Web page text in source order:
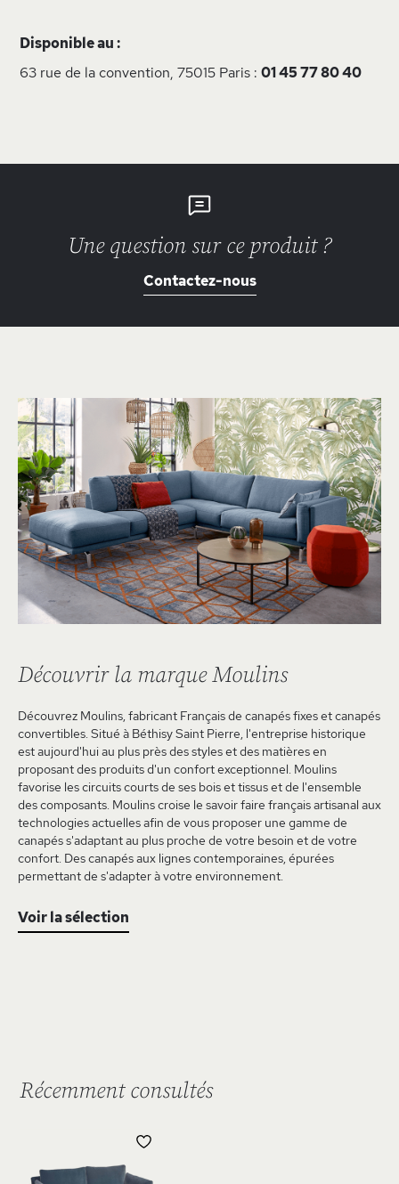
Disponible au :
63 rue de la convention, 75015 Paris : 01 45 77 80 40
Une question sur ce produit ?
Contactez-nous
Découvrir la marque Moulins
Découvrez Moulins, fabricant Français de canapés fixes et canapés
convertibles. Situé à Béthisy Saint Pierre, l'entreprise historique
est aujourd'hui au plus près des styles et des matières en
proposant des produits d'un confort exceptionnel. Moulins
favorise les circuits courts de ses bois et tissus et de l'ensemble
des composants. Moulins croise le savoir faire français artisanal aux
technologies actuelles afin de vous proposer une gamme de
canapés s'adaptant au plus proche de votre besoin et de votre
confort. Des canapés aux lignes contemporaines, épurées
permettant de s'adapter à votre environnement.
Voir la sélection
Récemment consultés